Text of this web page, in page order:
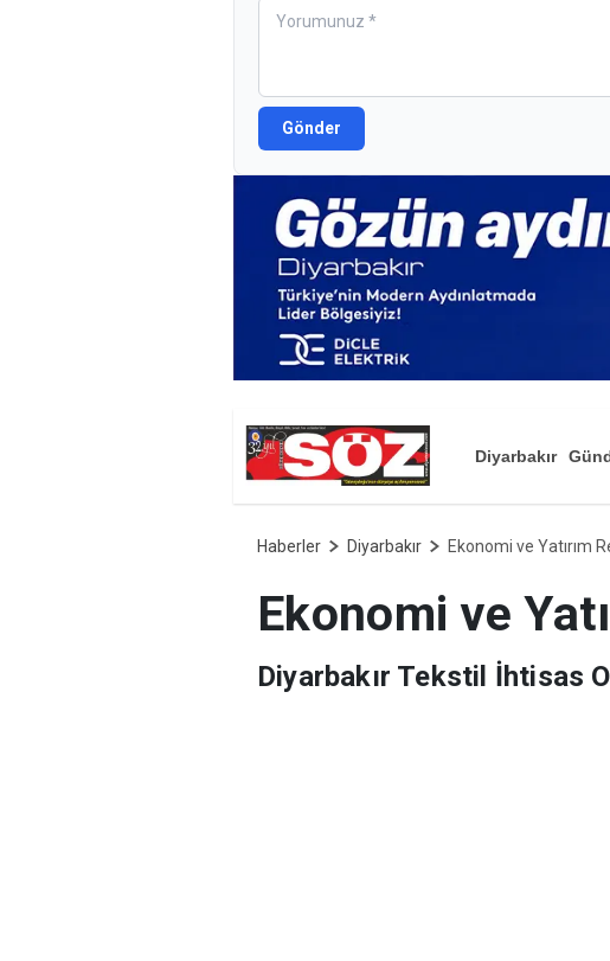
Gönder
Diyarbakır
Haberler Diyarbakır Ekonomi ve Yatırım
Ekonomi ve
Diyarbakır Tekstil İhtisas